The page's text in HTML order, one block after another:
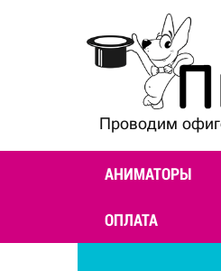
Проводим
АНИМАТОРЫ
ОПЛАТА